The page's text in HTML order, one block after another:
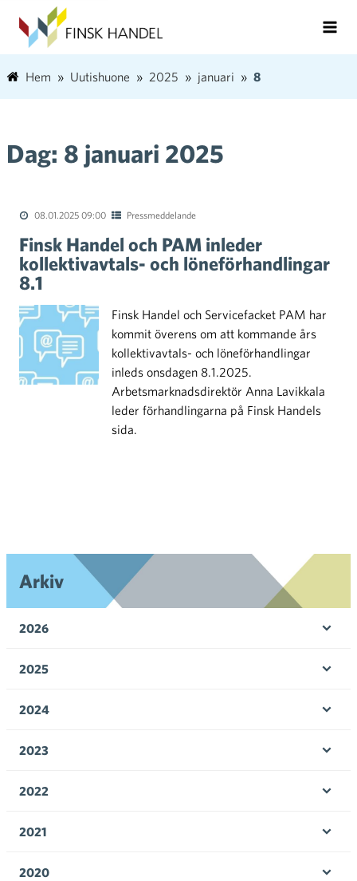
Hem Uutishuone 2025 januari 8
Dag: 8 januari 2025
08.01.2025 09:00 Pressmeddelande
Finsk Handel och PAM inleder
kollektivavtals- och löneförhandlingar
8.1
Finsk Handel och Servicefacket PAM har
kommit överens om att kommande års
kollektivavtals- och löneförhandlingar
inleds onsdagen 8.1.2025.
Arbetsmarknadsdirektör Anna Lavikkala
leder förhandlingarna på Finsk Handels
sida.
Arkiv
2026
2025
2024
2023
2022
2021
2020